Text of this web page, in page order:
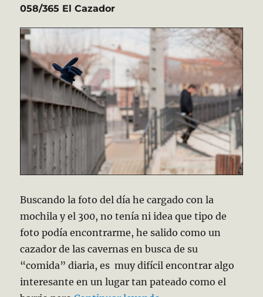
058/365 El Cazador
Buscando la foto del día he cargado con la
mochila y el 300, no tenía ni idea que tipo de
foto podía encontrarme, he salido como un
cazador de las cavernas en busca de su
“comida” diaria, es muy difícil encontrar algo
interesante en un lugar tan pateado como el